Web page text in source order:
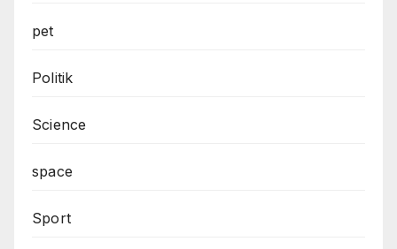
pet
Politik
Science
space
Sport